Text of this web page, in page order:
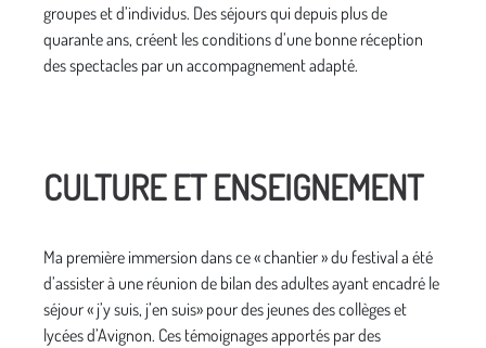
groupes et d’individus. Des séjours qui depuis plus de
quarante ans, créent les conditions d’une bonne réception
des spectacles par un accompagnement adapté.
CULTURE ET ENSEIGNEMENT
Ma première immersion dans ce « chantier » du festival a été
d’assister à une réunion de bilan des adultes ayant encadré le
séjour « j’y suis, j’en suis» pour des jeunes des collèges et
lycées d’Avignon. Ces témoignages apportés par des